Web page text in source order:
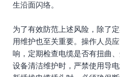
生沿面闪络。
为了有效防范上述风险，除了
用维护也至关重要。操作人员
响，定期检查电缆是否有扭曲
设备清洁维护时，严禁使用导